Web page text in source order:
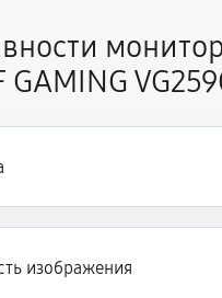
GAMING
изображения